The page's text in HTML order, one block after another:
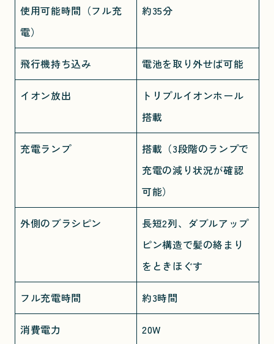
使用可能時間（フル充
電）
約35分
飛行機持ち込み 電池を取り外せば可能
イオン放出
トリプルイオンホール
搭載
充電ランプ
搭載（3段階のランプで
充電の減り状況が確認
可能）
外側のブラシピン
長短2列、ダブルアップ
ピン構造で髪の絡まり
をときほぐす
フル充電時間 約3時間
消費電力 20W